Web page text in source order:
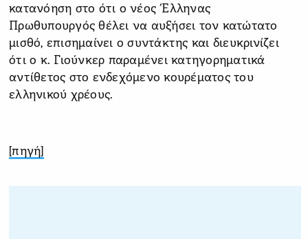
κατανόηση στο ότι ο νέος Έλληνας
Πρωθυπουργός θέλει να αυξήσει τον κατώτατο
μισθό, επισημαίνει ο συντάκτης και διευκρινίζει
ότι ο κ. Γιούνκερ παραμένει κατηγορηματικά
αντίθετος στο ενδεχόμενο κουρέματος του
ελληνικού χρέους.
[πηγή]